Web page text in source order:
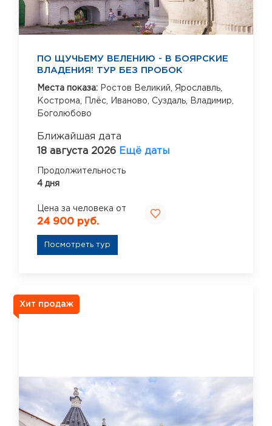
ПО ЩУЧЬЕМУ ВЕЛЕНИЮ - В БОЯРСКИЕ
ВЛАДЕНИЯ! ТУР БЕЗ ПРОБОК
Места показа: Ростов Великий, Ярославль,
Кострома,
Плёс, Иваново, Суздаль,
Владимир,
Боголюбово
Ближайшая дата
18 августа 2026 Ещё даты
Продолжительность
4 дня
Цена за человека от
24 900 руб.
Посмотреть тур
Хит продаж